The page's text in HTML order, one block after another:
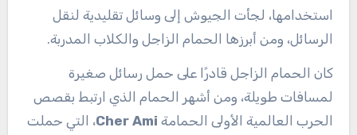
استخدامها، لجأت الجيوش إلى وسائل تقليدية لنقل
الرسائل، ومن أبرزها الحمام الزاجل والكلاب المدربة.
كان الحمام الزاجل قادرًا على حمل رسائل صغيرة
لمسافات طويلة، ومن أشهر الحمام الذي ارتبط بقصص
الحرب العالمية الأولى الحمامة Cher Ami، التي حملت